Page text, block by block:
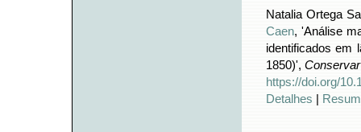
Natalia Ortega
Caen, 'Análise
identificados em
1850)',
https://doi.org/
Detalhes